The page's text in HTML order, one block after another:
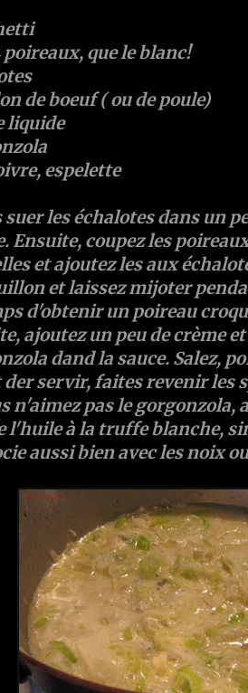
poireaux, que le blanc!
de boeuf ( ou de poule)
liquide
espelette
suer les échalotes dans un
Ensuite, coupez les
et ajoutez les aux
et laissez mijoter
d'obtenir un poireau
ajoutez un peu de crème
dand la sauce. Salez,
servir, faites revenir les
n'aimez pas le gorgonzola,
l'huile à la truffe blanche,
aussi bien avec les noix